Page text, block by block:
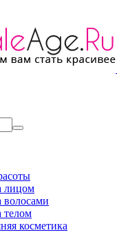
лицом
волосами
телом
косметика